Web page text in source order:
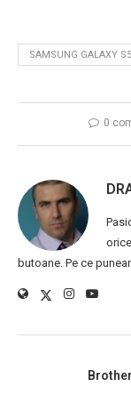
SAMSUNG GALAXY S5
0
butoane. Pe ce